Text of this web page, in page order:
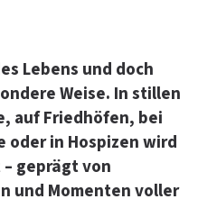
Lebens und doch
Weise. In stillen
auf Friedhöfen, bei
oder in Hospizen wird
geprägt von
und Momenten voller